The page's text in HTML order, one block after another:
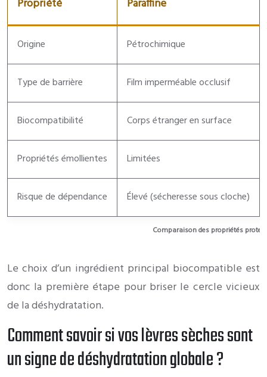
Comparaison des propriétés
Propriété Paraffine
Origine Pétrochimique
Type de barrière Film imperméable occlusif
Biocompatibilité Corps étranger en surface
Propriétés émollientes Limitées
Risque de dépendance Élevé (sécheresse sous cloche)
Le choix d’un ingrédient principal biocompatible est
donc la première étape pour briser le cercle vicieux
de la déshydratation.
Comment savoir si vos lèvres sèches sont
un signe de déshydratation globale ?